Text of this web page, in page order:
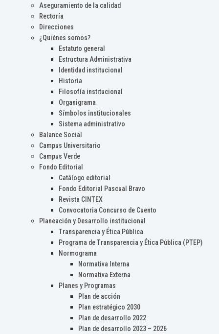
Aseguramiento de la calidad
Rectoría
Direcciones
¿Quiénes somos?
Estatuto general
Estructura Administrativa
Identidad institucional
Historia
Filosofía institucional
Organigrama
Símbolos institucionales
Sistema administrativo
Balance Social
Campus Universitario
Campus Verde
Fondo Editorial
Catálogo editorial
Fondo Editorial Pascual Bravo
Revista CINTEX
Convocatoria Concurso de Cuento
Planeación y Desarrollo institucional
Transparencia y Ética Pública
Programa de Transparencia y Ética Pública (PTEP)
Normograma
Normativa Interna
Normativa Externa
Planes y Programas
Plan de acción
Plan estratégico 2030
Plan de desarrollo 2022
Plan de desarrollo 2023 – 2026